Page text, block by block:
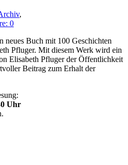
,
0
neues Buch mit 100 Geschichten
Pfluger. Mit diesem Werk wird ein
Elisabeth Pfluger der Öffentlichkeit
Beitrag zum Erhalt der
Uhr